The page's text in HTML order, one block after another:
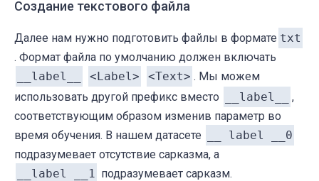
Создание текстового файла
Далее нам нужно подготовить файлы в формате txt
. Формат файла по умолчанию должен включать
__label__
<Label> <Text> . Мы можем
использовать другой префикс вместо
__label__
,
соответствующим образом изменив параметр во
время обучения. В нашем датасете
__ label __0
подразумевает отсутствие сарказма, а
__label __1 подразумевает сарказм.